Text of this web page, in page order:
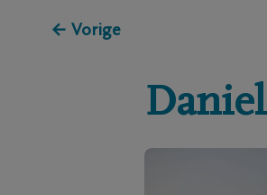
← Vorige
Daniel